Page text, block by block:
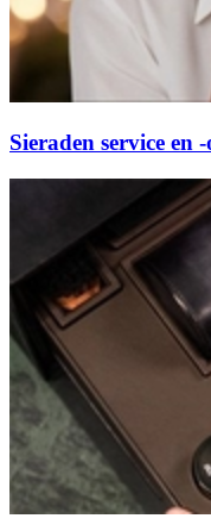
Sieraden service en